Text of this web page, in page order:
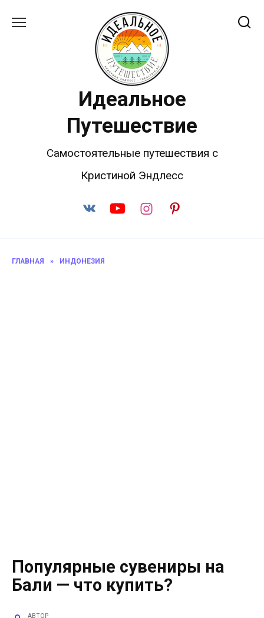
Идеальное
Путешествие
Самостоятельные путешествия с
Кристиной Эндлесс
ГЛАВНАЯ » ИНДОНЕЗИЯ
Популярные сувениры на
Бали — что купить?
АВТОР